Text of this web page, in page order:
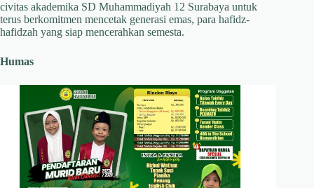
civitas akademika SD Muhammadiyah 12 Surabaya untuk
terus berkomitmen mencetak generasi emas, para hafidz-
hafidzah yang siap mencerahkan semesta.
Humas